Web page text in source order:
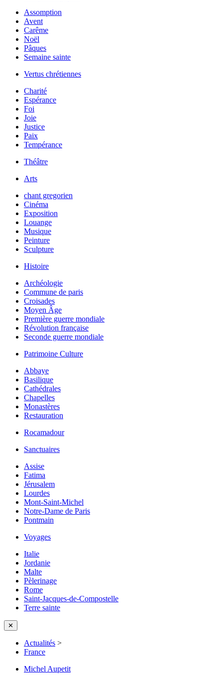
Assomption
Avent
Carême
Noël
Pâques
Semaine sainte
Vertus chrétiennes
Charité
Espérance
Foi
Joie
Justice
Paix
Tempérance
Théâtre
Arts
chant gregorien
Cinéma
Exposition
Louange
Musique
Peinture
Sculpture
Histoire
Archéologie
Commune de paris
Croisades
Moyen Âge
Première guerre mondiale
Révolution française
Seconde guerre mondiale
Patrimoine Culture
Abbaye
Basilique
Cathédrales
Chapelles
Monastères
Restauration
Rocamadour
Sanctuaires
Assise
Fatima
Jérusalem
Lourdes
Mont-Saint-Michel
Notre-Dame de Paris
Pontmain
Voyages
Italie
Jordanie
Malte
Pèlerinage
Rome
Saint-Jacques-de-Compostelle
Terre sainte
✕
Actualités >
France
Michel Aupetit